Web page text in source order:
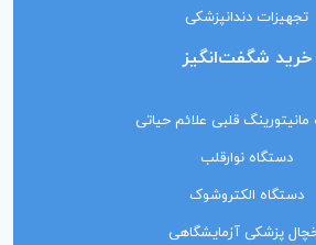
تجهیزات دندانپزشکی
خرید شگفت‌انگیز
قلبی علائم حیاتی
دستگاه نوارقلب
دستگاه الکتروشوک
پزشکی آزمایشگاهی